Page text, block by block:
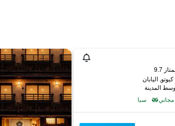
9.7
سبا